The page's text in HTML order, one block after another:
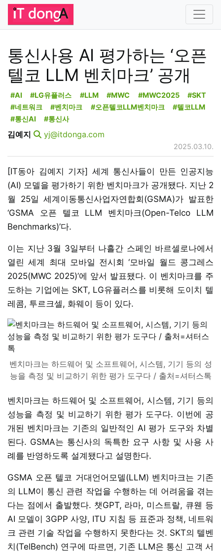
통신사용 AI 평가하는 ‘오픈
텔코 LLM 벤치마크’ 공개
#AI #LG유플러스 #LLM #MWC #MWC2025
#SKT
#네트워크
#벤치마크 #오픈텔코LLM벤치마크
#텔코LLM
#통신AI
#통신사
김예지 yj@itdonga.com
2025.03.10.
[IT동아 김예지 기자] 세계 통신사들이 만든 인공지능
(AI) 모델을 평가하기 위한 벤치마크가 공개됐다. 지난 2
월 25일 세계이동통신사업자연합회(GSMA)가 발표한
‘GSMA 오픈 텔코 LLM 벤치마크(Open-Telco LLM
Benchmarks)’다.
이는 지난 3월 3일부터 나흘간 스페인 바르셀로나에서
열린 세계 최대 모바일 전시회 ‘모바일 월드 콩그레스
2025(MWC 2025)’에 앞서 발표됐다. 이 벤치마크를 주
도하는 기업에는 SKT, LG유플러스를 비롯해 도이치 텔
레콤, 투르크셀, 화웨이 등이 있다.
벤치마크는 하드웨어 및 소프트웨어, 시스템, 기기 등의 성
능을 측정 및 비교하기 위한 평가 도구다 / 출처=셔터스톡
벤치마크는 하드웨어 및 소프트웨어, 시스템, 기기 등의
성능을 측정 및 비교하기 위한 평가 도구다. 이번에 공
개된 벤치마크는 기존의 일반적인 AI 평가 도구와 차별
된다. GSMA는 통신사의 독특한 요구 사항 및 사용 사
례를 반영하도록 설계됐다고 설명한다.
GSMA 오픈 텔코 거대언어모델(LLM) 벤치마크는 기존
의 LLM이 통신 관련 작업을 수행하는 데 어려움을 겪는
다는 점에서 출발했다. 챗GPT, 라마, 미스트랄, 큐웬 등
AI 모델이 3GPP 사양, ITU 지침 등 표준과 정책, 네트워
크 관련 기술 작업을 수행하지 못한다는 것. SKT의 텔벤
치(TelBench) 연구에 따르면, 기존 LLM은 통신 고객 서